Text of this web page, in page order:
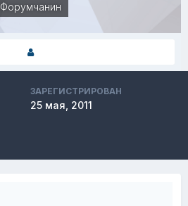
Форумчанин
ЗАРЕГИСТРИРОВАН
25 мая, 2011